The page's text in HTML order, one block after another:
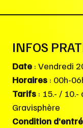
INFOS
Date : Vendredi
Horaires : 00h-
Tarifs : 15.- / 10.-
Gravisphère
Condition